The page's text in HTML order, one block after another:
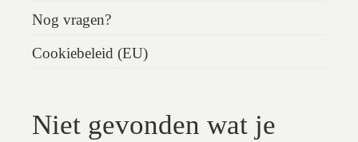
Nog vragen?
Cookiebeleid (EU)
Niet gevonden wat je